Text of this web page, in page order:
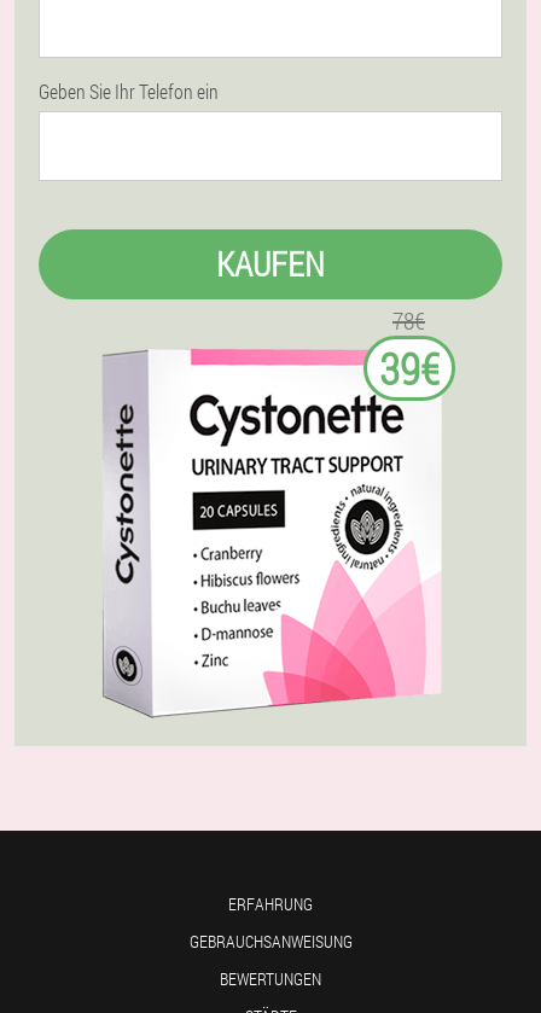
Geben Sie Ihr Telefon ein
KAUFEN
78€
39€
ERFAHRUNG
GEBRAUCHSANWEISUNG
BEWERTUNGEN